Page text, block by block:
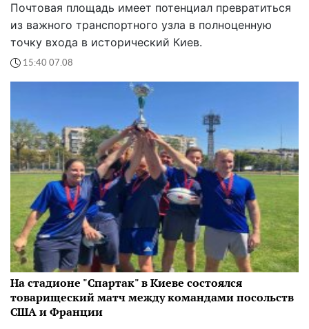
Почтовая площадь имеет потенциал превратиться
из важного транспортного узла в полноценную
точку входа в исторический Киев.
15:40 07.08
На стадионе "Спартак" в Киеве состоялся
товарищеский матч между командами посольств
США и Франции